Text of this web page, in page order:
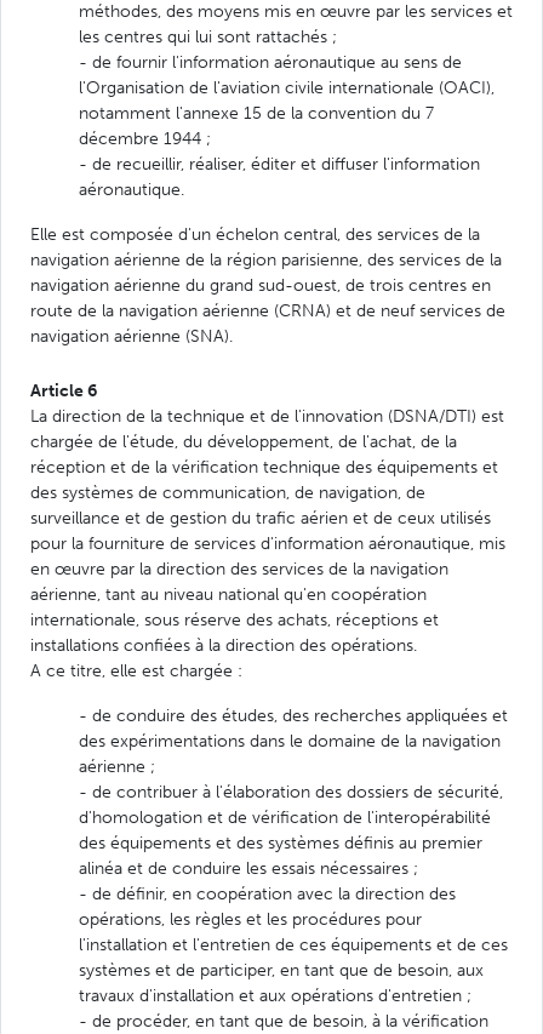
méthodes, des moyens mis en œuvre par les services et
les centres qui lui sont rattachés ;
- de fournir l'information aéronautique au sens de
l'Organisation de l'aviation civile internationale (OACI),
notamment l'annexe 15 de la convention du 7
décembre 1944 ;
- de recueillir, réaliser, éditer et diffuser l'information
aéronautique.
Elle est composée d'un échelon central, des services de la
navigation aérienne de la région parisienne, des services de la
navigation aérienne du grand sud-ouest, de trois centres en
route de la navigation aérienne (CRNA) et de neuf services de
navigation aérienne (SNA).
Article 6
La direction de la technique et de l'innovation (DSNA/DTI) est
chargée de l'étude, du développement, de l'achat, de la
réception et de la vérification technique des équipements et
des systèmes de communication, de navigation, de
surveillance et de gestion du trafic aérien et de ceux utilisés
pour la fourniture de services d'information aéronautique, mis
en œuvre par la direction des services de la navigation
aérienne, tant au niveau national qu'en coopération
internationale, sous réserve des achats, réceptions et
installations confiées à la direction des opérations.
A ce titre, elle est chargée :
- de conduire des études, des recherches appliquées et
des expérimentations dans le domaine de la navigation
aérienne ;
- de contribuer à l'élaboration des dossiers de sécurité,
d'homologation et de vérification de l'interopérabilité
des équipements et des systèmes définis au premier
alinéa et de conduire les essais nécessaires ;
- de définir, en coopération avec la direction des
opérations, les règles et les procédures pour
l'installation et l'entretien de ces équipements et de ces
systèmes et de participer, en tant que de besoin, aux
travaux d'installation et aux opérations d'entretien ;
- de procéder, en tant que de besoin, à la vérification